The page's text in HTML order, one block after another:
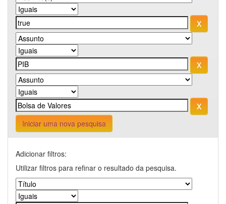
Iniciar uma nova pesquisa
Adicionar filtros:
Utilizar filtros para refinar o resultado da pesquisa.